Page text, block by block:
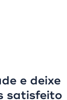
e deixe
satisfeito